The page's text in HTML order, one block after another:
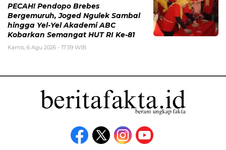
PECAH! Pendopo Brebes
Bergemuruh, Joged Ngulek Sambal
hingga Yel-Yel Akademi ABC
Kobarkan Semangat HUT RI Ke-81
Kamis, 6 Agu 2026 - 17:59 WIB